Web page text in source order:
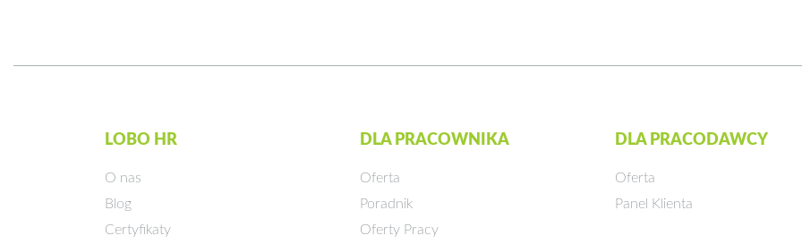
LOBO HR
O nas
Blog
Certyfikaty
DLA PRACOWNIKA
Oferta
Poradnik
Oferty Pracy
DLA PRACODAWCY
Oferta
Panel Klienta